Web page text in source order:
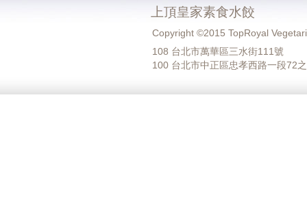
上頂皇家素食水餃
Copyright ©2015 TopRoyal
108 台北市萬華區三水街111號
100 台北市中正區忠孝西路一段